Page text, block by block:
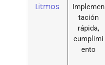
Litmos
Implemen
tación
rápida,
cumplimi
ento